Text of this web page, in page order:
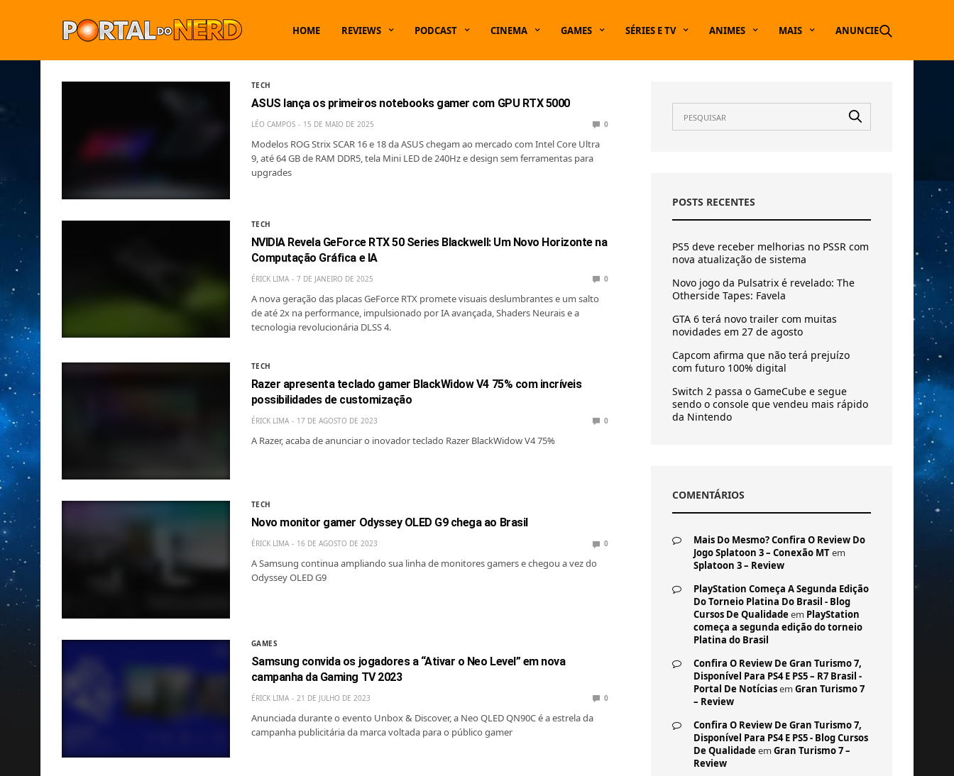
HOME REVIEWS PODCAST CINEMA GAMES SÉRIES E TV ANIMES MAIS ANUNCIE
TECH
ASUS lança os primeiros notebooks gamer com GPU RTX 5000
LÉO CAMPOS 15 DE MAIO DE 2025 0
Modelos ROG Strix SCAR 16 e 18 da ASUS chegam ao mercado com Intel Core Ultra
9, até 64 GB de RAM DDR5, tela Mini LED de 240Hz e design sem ferramentas para
upgrades
TECH
NVIDIA Revela GeForce RTX 50 Series Blackwell: Um Novo Horizonte na
Computação Gráfica e IA
ÉRICK LIMA 7 DE JANEIRO DE 2025 0
A nova geração das placas GeForce RTX promete visuais deslumbrantes e um salto
de até 2x na performance, impulsionado por IA avançada, Shaders Neurais e a
tecnologia revolucionária DLSS 4.
TECH
Razer apresenta teclado gamer BlackWidow V4 75% com incríveis
possibilidades de customização
ÉRICK LIMA 17 DE AGOSTO DE 2023 0
A Razer, acaba de anunciar o inovador teclado Razer BlackWidow V4 75%
TECH
Novo monitor gamer Odyssey OLED G9 chega ao Brasil
ÉRICK LIMA 16 DE AGOSTO DE 2023 0
A Samsung continua ampliando sua linha de monitores gamers e chegou a vez do
Odyssey OLED G9
GAMES
Samsung convida os jogadores a “Ativar o Neo Level” em nova
campanha da Gaming TV 2023
ÉRICK LIMA 21 DE JULHO DE 2023 0
Anunciada durante o evento Unbox & Discover, a Neo QLED QN90C é a estrela da
campanha publicitária da marca voltada para o público gamer
POSTS RECENTES
PS5 deve receber melhorias no PSSR com
nova atualização de sistema
Novo jogo da Pulsatrix é revelado: The
Otherside Tapes: Favela
GTA 6 terá novo trailer com muitas
novidades em 27 de agosto
Capcom afirma que não terá prejuízo
com futuro 100% digital
Switch 2 passa o GameCube e segue
sendo o console que vendeu mais rápido
da Nintendo
COMENTÁRIOS
Mais Do Mesmo? Confira O Review Do
Jogo Splatoon 3 – Conexão MTem
Splatoon 3 – Review
PlayStation Começa A Segunda Edição
Do Torneio Platina Do Brasil - Blog
Cursos De Qualidade em PlayStation
começa a segunda edição do torneio
Platina do Brasil
Confira O Review De Gran Turismo 7,
Disponível Para PS4 E PS5 – R7 Brasil -
Portal De Notíciasem Gran Turismo 7
– Review
Confira O Review De Gran Turismo 7,
Disponível Para PS4 E PS5 - Blog Cursos
De Qualidade em Gran Turismo 7 –
Review